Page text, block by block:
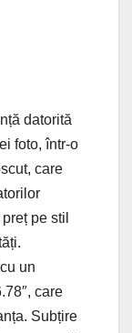
datorită
foto, într-o
care
pe stil
un
care
Subțire